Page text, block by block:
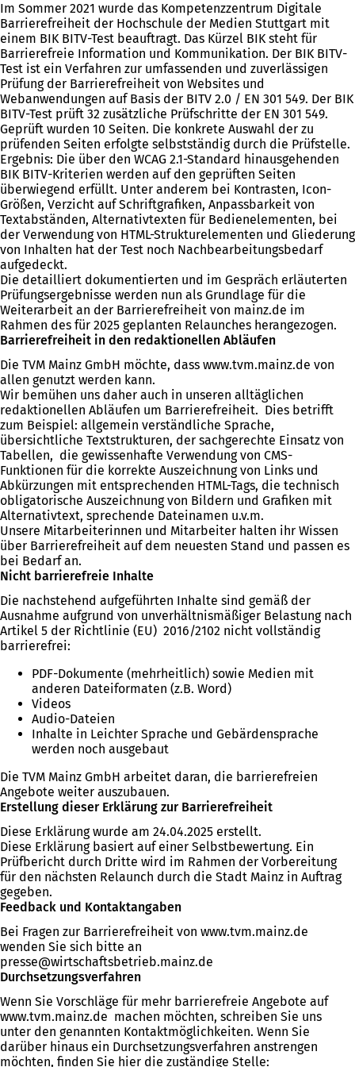
Im Sommer 2021 wurde das Kompetenzzentrum Digitale
Barrierefreiheit der Hochschule der Medien Stuttgart mit
einem BIK BITV-Test beauftragt. Das Kürzel BIK steht für
Barrierefreie Information und Kommunikation. Der BIK BITV-
Test ist ein Verfahren zur umfassenden und zuverlässigen
Prüfung der Barrierefreiheit von Websites und
Webanwendungen auf Basis der BITV 2.0 / EN 301 549. Der BIK
BITV-Test prüft 32 zusätzliche Prüfschritte der EN 301 549.
Geprüft wurden 10 Seiten. Die konkrete Auswahl der zu
prüfenden Seiten erfolgte selbstständig durch die Prüfstelle.
Ergebnis: Die über den WCAG 2.1-Standard hinausgehenden
BIK BITV-Kriterien werden auf den geprüften Seiten
überwiegend erfüllt. Unter anderem bei Kontrasten, Icon-
Größen, Verzicht auf Schriftgrafiken, Anpassbarkeit von
Textabständen, Alternativtexten für Bedienelementen, bei
der Verwendung von HTML-Strukturelementen und Gliederung
von Inhalten hat der Test noch Nachbearbeitungsbedarf
aufgedeckt.
Die detailliert dokumentierten und im Gespräch erläuterten
Prüfungsergebnisse werden nun als Grundlage für die
Weiterarbeit an der Barrierefreiheit von mainz.de im
Rahmen des für 2025 geplanten Relaunches herangezogen.
Barrierefreiheit in den redaktionellen Abläufen
Die TVM Mainz GmbH möchte, dass www.tvm.mainz.de von
allen genutzt werden kann.
Wir bemühen uns daher auch in unseren alltäglichen
redaktionellen Abläufen um Barrierefreiheit. Dies betrifft
zum Beispiel: allgemein verständliche Sprache,
übersichtliche Textstrukturen, der sachgerechte Einsatz von
Tabellen, die gewissenhafte Verwendung von CMS-
Funktionen für die korrekte Auszeichnung von Links und
Abkürzungen mit entsprechenden HTML-Tags, die technisch
obligatorische Auszeichnung von Bildern und Grafiken mit
Alternativtext, sprechende Dateinamen u.v.m.
Unsere Mitarbeiterinnen und Mitarbeiter halten ihr Wissen
über Barrierefreiheit auf dem neuesten Stand und passen es
bei Bedarf an.
Nicht barrierefreie Inhalte
Die nachstehend aufgeführten Inhalte sind gemäß der
Ausnahme aufgrund von unverhältnismäßiger Belastung nach
Artikel 5 der Richtlinie (EU) 2016/2102 nicht vollständig
barrierefrei:
PDF-Dokumente (mehrheitlich) sowie Medien mit
anderen Dateiformaten (z.B. Word)
Videos
Audio-Dateien
Inhalte in Leichter Sprache und Gebärdensprache
werden noch ausgebaut
Die TVM Mainz GmbH arbeitet daran, die barrierefreien
Angebote weiter auszubauen.
Erstellung dieser Erklärung zur Barrierefreiheit
Diese Erklärung wurde am 24.04.2025 erstellt.
Diese Erklärung basiert auf einer Selbstbewertung. Ein
Prüfbericht durch Dritte wird im Rahmen der Vorbereitung
für den nächsten Relaunch durch die Stadt Mainz in Auftrag
gegeben.
Feedback und Kontaktangaben
Bei Fragen zur Barrierefreiheit von www.tvm.mainz.de
wenden Sie sich bitte an
presse
wirtschaftsbetrieb.mainz de
Durchsetzungsverfahren
Wenn Sie Vorschläge für mehr barrierefreie Angebote auf
www.tvm.mainz.de machen möchten, schreiben Sie uns
unter den genannten Kontaktmöglichkeiten. Wenn Sie
darüber hinaus ein Durchsetzungsverfahren anstrengen
möchten, finden Sie hier die zuständige Stelle: